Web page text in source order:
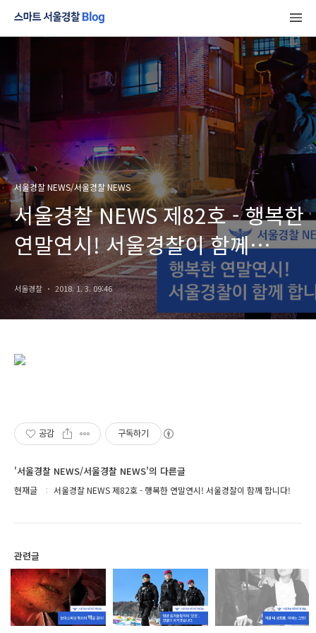
서울경찰 NEWS/서울경찰 NEWS
서울경찰 NEWS 제82호 - 행복한
연말연시! 서울경찰이 함께
합니다!
서울경찰 2018. 1. 3. 09:46
공감 구독하기
'서울경찰 NEWS/서울경찰 NEWS'의 다른글
현재글 서울경찰 NEWS 제82호 - 행복한 연말연시! 서울경찰이 함께 합니다!
관련글